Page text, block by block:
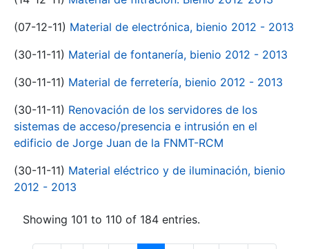
(07-12-11) Material de electrónica, bienio 2012 - 2013
(30-11-11) Material de fontanería, bienio 2012 - 2013
(30-11-11) Material de ferretería, bienio 2012 - 2013
(30-11-11) Renovación de los servidores de los
sistemas de acceso/presencia e intrusión en el
edificio de Jorge Juan de la FNMT-RCM
(30-11-11) Material eléctrico y de iluminación, bienio
2012 - 2013
Showing 101 to 110 of 184 entries.